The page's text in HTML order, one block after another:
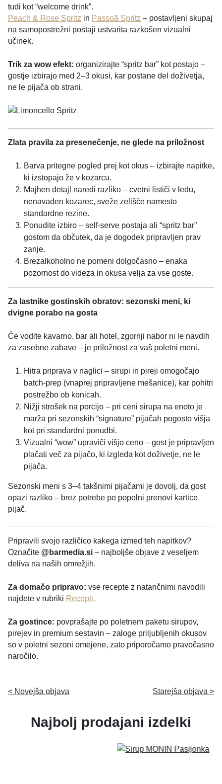
tudi kot “welcome drink”.
Peach & Rose Spritz in Passoã Spritz – postavljeni skupaj
na samopostrežni postaji ustvarita razkošen vizualni
učinek.
Trik za wow efekt: organizirajte “spritz bar” kot postajo –
gostje izbirajo med 2–3 okusi, kar postane del doživetja,
ne le pijača ob strani.
Zlata pravila za presenečenje, ne glede na priložnost
Barva pritegne pogled prej kot okus – izbirajte napitke,
ki izstopajo že v kozarcu.
Majhen detajl naredi razliko – cvetni lističi v ledu,
nenavaden kozarec, sveže zelišče namesto
standardne rezine.
Ponudite izbiro – self-serve postaja ali “spritz bar”
gostom da občutek, da je dogodek pripravljen prav
zanje.
Brezalkoholno ne pomeni dolgočasno – enaka
pozornost do videza in okusa velja za vse goste.
Za lastnike gostinskih obratov: sezonski meni, ki
dvigne porabo na gosta
Če vodite kavarno, bar ali hotel, zgornji nabor ni le navdih
za zasebne zabave – je priložnost za vaš poletni meni.
Hitra priprava v naglici – sirupi in pireji omogočajo
batch-prep (vnaprej pripravljene mešanice), kar pohitri
postrežbo ob konicah.
Nižji strošek na porcijo – pri ceni sirupa na enoto je
marža pri sezonskih “signature” pijačah pogosto višja
kot pri standardni ponudbi.
Vizualni “wow” upraviči višjo ceno – gost je pripravljen
plačati več za pijačo, ki izgleda kot doživetje, ne le
pijača.
Sezonski meni s 3–4 takšnimi pijačami je dovolj, da gost
opazi razliko – brez potrebe po popolni prenovi kartice
pijač.
Pripravili svojo različico kakega izmed teh napitkov?
Označite @barmedia.si – najboljše objave z veseljem
deliva na naših omrežjih.
Za domačo pripravo: vse recepte z natančnimi navodili
najdete v rubriki Recepti.
Za gostince: povprašajte po poletnem paketu sirupov,
pirejev in premium sestavin – zaloge priljubljenih okusov
so v poletni sezoni omejene, zato priporočamo pravočasno
naročilo.
< Novejša objava Starejša objava >
Najbolj prodajani izdelki